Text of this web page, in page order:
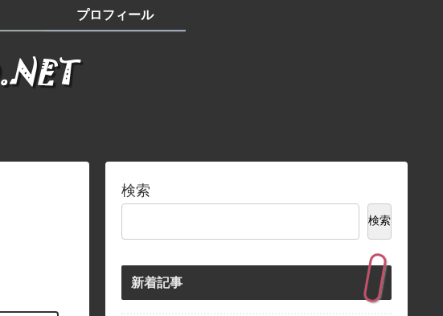
プロフィール
検索
検索
新着記事